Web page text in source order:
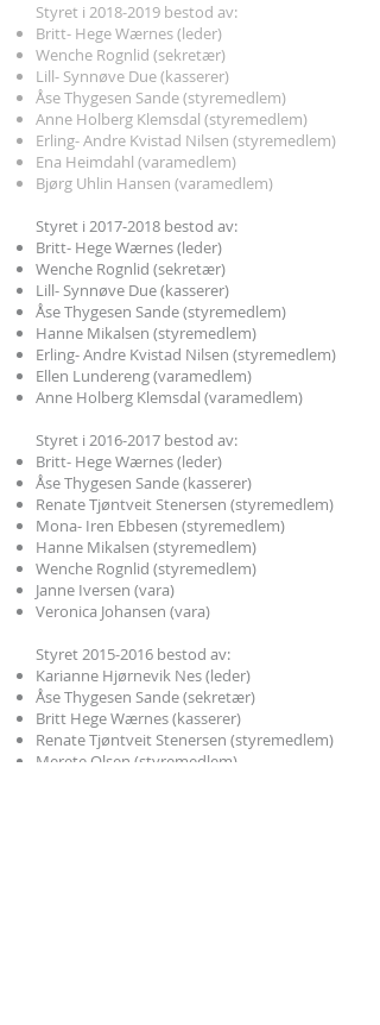
Styret i 2018-2019 bestod av:
Britt- Hege Wærnes (leder)
Wenche Rognlid (sekretær)
Lill- Synnøve Due (kasserer)
Åse Thygesen Sande (styremedlem)
Anne Holberg Klemsdal (styremedlem)
Erling- Andre Kvistad Nilsen (styremedlem)
Ena Heimdahl (varamedlem)
Bjørg Uhlin Hansen (varamedlem)
Styret i 2017-2018 bestod av:
Britt- Hege Wærnes (leder)
Wenche Rognlid (sekretær)
Lill- Synnøve Due (kasserer)
Åse Thygesen Sande (styremedlem)
Hanne Mikalsen (styremedlem)
Erling- Andre Kvistad Nilsen (styremedlem)
Ellen Lundereng (varamedlem)
Anne Holberg Klemsdal (varamedlem)
Styret i 2016-2017 bestod av:
Britt- Hege Wærnes (leder)
Åse Thygesen Sande (kasserer)
Renate Tjøntveit Stenersen (styremedlem)
Mona- Iren Ebbesen (styremedlem)
Hanne Mikalsen (styremedlem)
Wenche Rognlid (styremedlem)
Janne Iversen (vara)
Veronica Johansen (vara)
Styret2015-2016 bestod av:
Karianne Hjørnevik Nes (leder)
Åse Thygesen Sande (sekretær)
Britt Hege Wærnes (kasserer)
Renate Tjøntveit Stenersen (styremedlem)
Merete Olsen (styremedlem)